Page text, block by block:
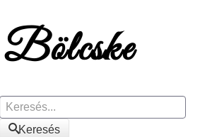
Keresés
Keresés